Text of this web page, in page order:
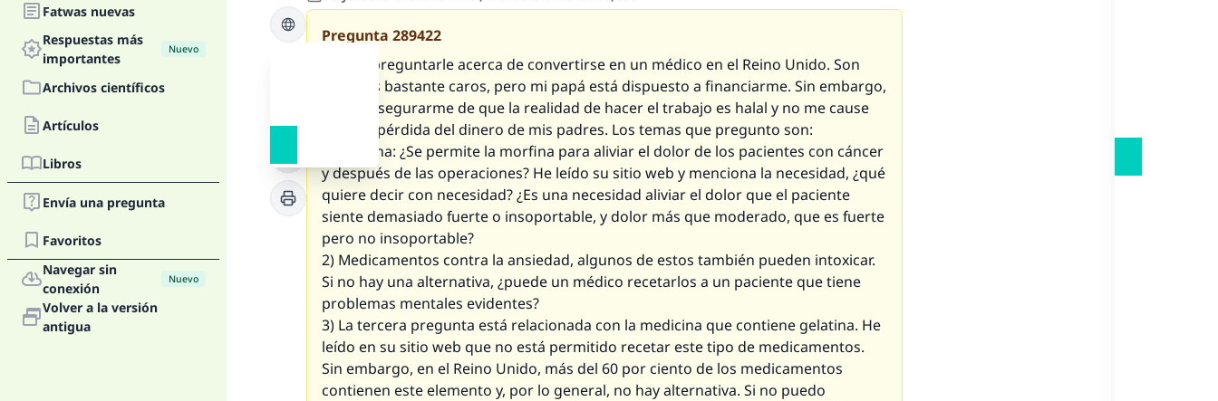
Fatwas nuevas
Respuestas más
importantes
Nuevo
Archivos científicos
Artículos
Libros
Envía una pregunta
Favoritos
Navegar sin
conexión
Nuevo
Volver a la versión
antigua
Pregunta 289422
Quería preguntarle acerca de convertirse en un médico en el Reino Unido. Son
estudios bastante caros, pero mi papá está dispuesto a financiarme. Sin embargo,
quería asegurarme de que la realidad de hacer el trabajo es halal y no me cause
daño ni pérdida del dinero de mis padres. Los temas que pregunto son:
1) Morfina: ¿Se permite la morfina para aliviar el dolor de los pacientes con cáncer
y después de las operaciones? He leído su sitio web y menciona la necesidad, ¿qué
quiere decir con necesidad? ¿Es una necesidad aliviar el dolor que el paciente
siente demasiado fuerte o insoportable, y dolor más que moderado, que es fuerte
pero no insoportable?
2) Medicamentos contra la ansiedad, algunos de estos también pueden intoxicar.
Si no hay una alternativa, ¿puede un médico recetarlos a un paciente que tiene
problemas mentales evidentes?
3) La tercera pregunta está relacionada con la medicina que contiene gelatina. He
leído en su sitio web que no está permitido recetar este tipo de medicamentos.
Sin embargo, en el Reino Unido, más del 60 por ciento de los medicamentos
contienen este elemento y, por lo general, no hay alternativa. Si no puedo